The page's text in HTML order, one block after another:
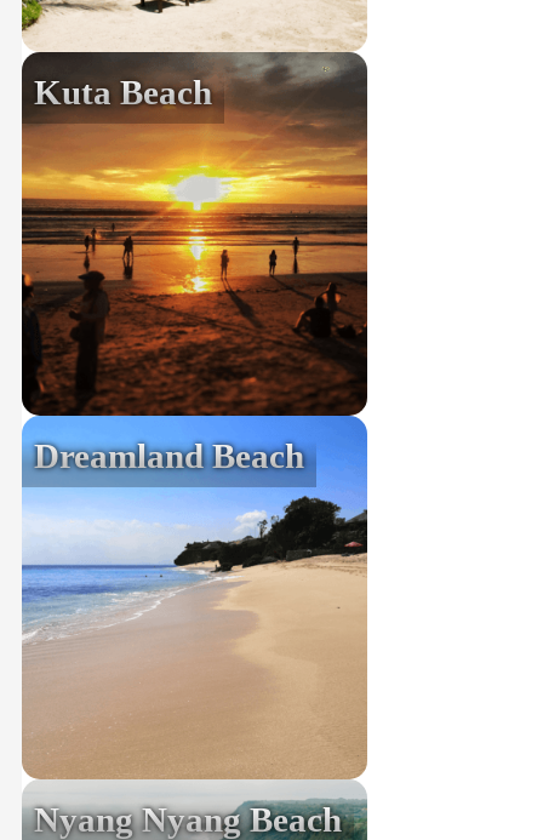
Kuta Beach
Dreamland Beach
Nyang Nyang Beach